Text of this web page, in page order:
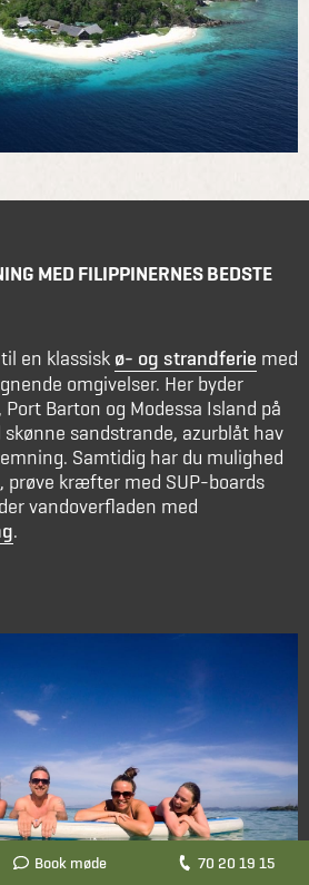
Book møde 70 20 19 15
MED FILIPPINERNES BEDSTE
en klassisk ø- og strandferie med
omgivelser. Her byder
Barton og Modessa Island på
sandstrande, azurblåt hav
Samtidig har du mulighed
prøve kræfter med SUP-boards
vandoverfladen med
.